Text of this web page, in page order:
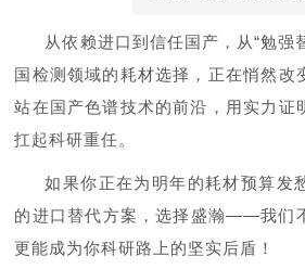
从依赖进口到信任国产，从“勉强
国检测领域的耗材选择，正在悄然改
站在国产色谱技术的前沿，用实力证
扛起科研重任。
如果你正在为明年的耗材预算发
的进口替代方案，选择盛瀚——我们
更能成为你科研路上的坚实后盾！